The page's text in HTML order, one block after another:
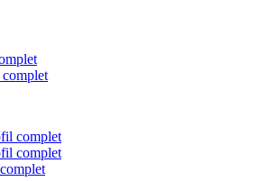
complet
complet